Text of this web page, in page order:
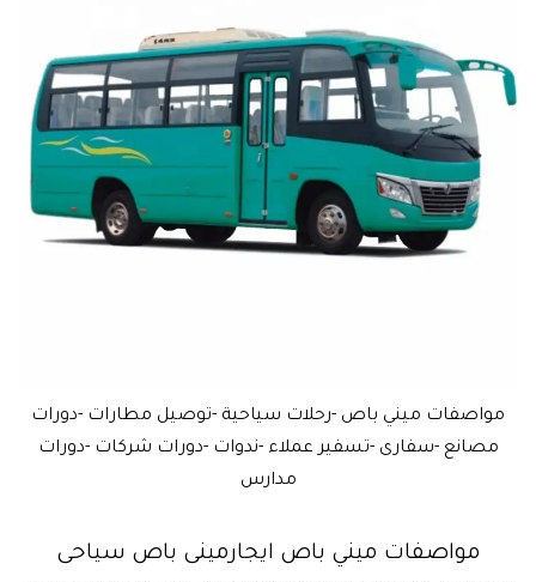
مواصفات ميني باص -رحلات سياحية -توصيل مطارات -دورات
مصانع -سفارى -تسفير عملاء -ندوات -دورات شركات -دورات
مدارس
مواصفات ميني باص ايجارمينى باص سياحى